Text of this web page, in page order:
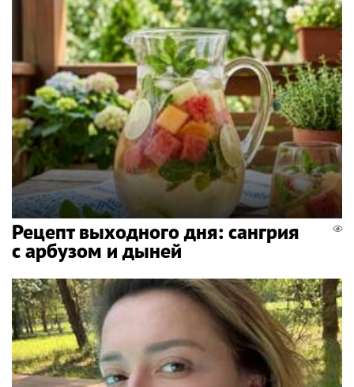
Рецепт выходного дня: сангрия
с арбузом и дыней